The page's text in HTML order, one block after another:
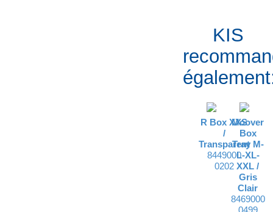
KIS
R Box XXS
/
Transparent
8449000
0202
Moover
Box
Tray M-
L-XL-
XXL /
Gris
Clair
8469000
0499